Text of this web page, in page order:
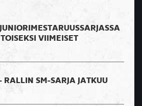
VIIMEISET
RALLIN SM-SARJA JATKUU